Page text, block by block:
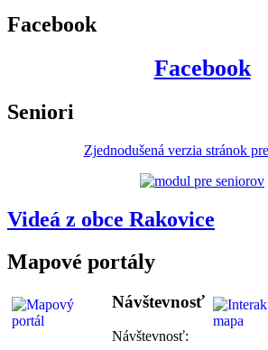
Facebook
Facebook
Seniori
Zjednodušená verzia stránok
Videá z obce Rakovice
Mapové portály
Návštevnosť
Návštevnosť: